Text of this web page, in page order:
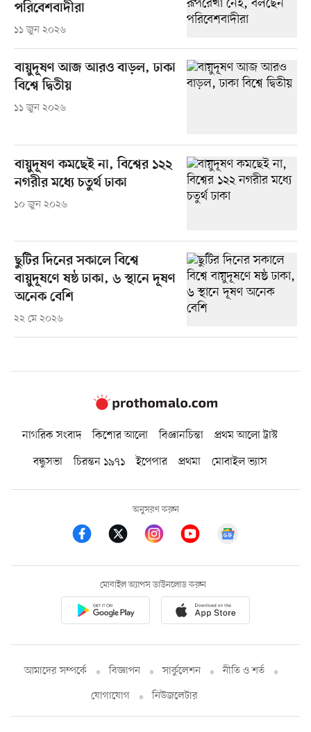
পরিবেশবাদীরা
১১ জুন ২০২৬
বায়ুদূষণ আজ আরও বাড়ল, ঢাকা
বিশ্বে দ্বিতীয়
১১ জুন ২০২৬
বায়ুদূষণ কমছেই না, বিশ্বের ১২২
নগরীর মধ্যে চতুর্থ ঢাকা
১০ জুন ২০২৬
ছুটির দিনের সকালে বিশ্বে
বায়ুদূষণে ষষ্ঠ ঢাকা, ৬ স্থানে দূষণ
অনেক বেশি
২২ মে ২০২৬
নাগরিক সংবাদ কিশোর আলো বিজ্ঞানচিন্তা
প্রথম আলো ট্রাস্ট
বন্ধুসভা
চিরন্তন ১৯৭১ ইপেপার প্রথমা মোবাইল ভ্যাস
অনুসরণ করুন
মোবাইল অ্যাপস ডাউনলোড করুন
আমাদের সম্পর্কে বিজ্ঞাপন সার্কুলেশন
নীতি ও শর্ত
যোগাযোগ
নিউজলেটার